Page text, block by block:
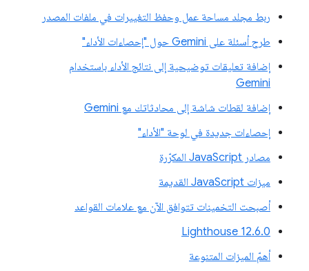
ربط مجلد مساحة عمل وحفظ التغييرات في ملفات المصدر
طرح أسئلة على Gemini حول "إحصاءات الأداء"
إضافة تعليقات توضيحية إلى نتائج الأداء باستخدام
Gemini
إضافة لقطات شاشة إلى محادثاتك مع Gemini
إحصاءات جديدة في لوحة "الأداء"
مصادر JavaScript المكرّرة
ميزات JavaScript القديمة
أصبحت التخمينات تتوافق الآن مع علامات القواعد
‫Lighthouse 12.6.0
أهمّ الميزات المتنوعة